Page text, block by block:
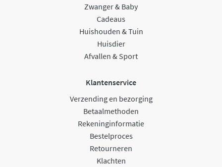
Zwanger & Baby
Cadeaus
Huishouden & Tuin
Huisdier
Afvallen & Sport
Klantenservice
Verzending en bezorging
Betaalmethoden
Rekeninginformatie
Bestelproces
Retourneren
Klachten